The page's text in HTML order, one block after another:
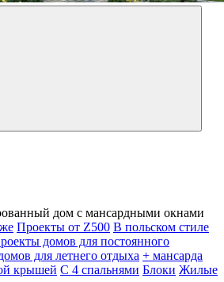
дом с мансардными окнами
Проекты от Z500 В польском стиле
домов для постоянного
для летнего отдыха + мансарда
крышей С 4 спальнями Блоки Жилые